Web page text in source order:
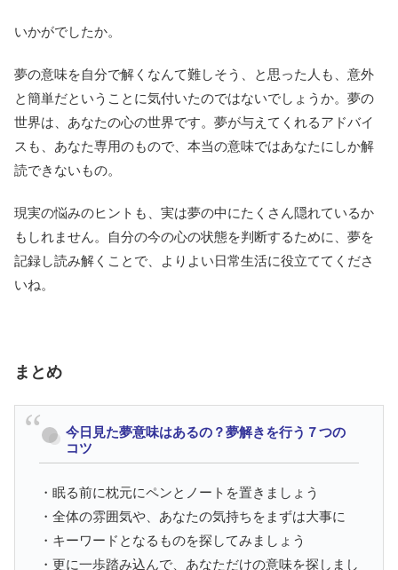
いかがでしたか。
夢の意味を自分で解くなんて難しそう、と思った人も、意外
と簡単だということに気付いたのではないでしょうか。夢の
世界は、あなたの心の世界です。夢が与えてくれるアドバイ
スも、あなた専用のもので、本当の意味ではあなたにしか解
読できないもの。
現実の悩みのヒントも、実は夢の中にたくさん隠れているか
もしれません。自分の今の心の状態を判断するために、夢を
記録し読み解くことで、よりよい日常生活に役立ててくださ
いね。
まとめ
今日見た夢意味はあるの？夢解きを行う７つの
コツ
・眠る前に枕元にペンとノートを置きましょう
・全体の雰囲気や、あなたの気持ちをまずは大事に
・キーワードとなるものを探してみましょう
・更に一歩踏み込んで、あなただけの意味を探しまし